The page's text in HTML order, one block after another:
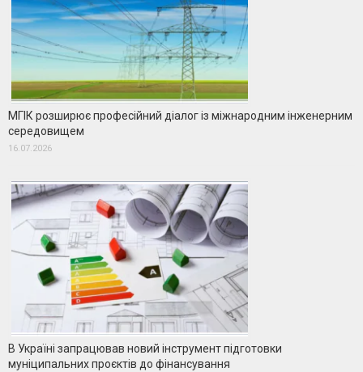
МГІК розширює професійний діалог із міжнародним інженерним
середовищем
16.07.2026
В Україні запрацював новий інструмент підготовки
муніципальних проєктів до фінансування